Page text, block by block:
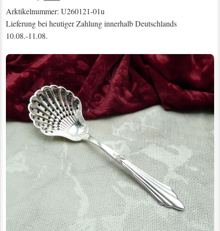
Arktikelnummer: U260121-01u
Lieferung bei heutiger Zahlung innerhalb Deutschlands
10.08.-11.08.